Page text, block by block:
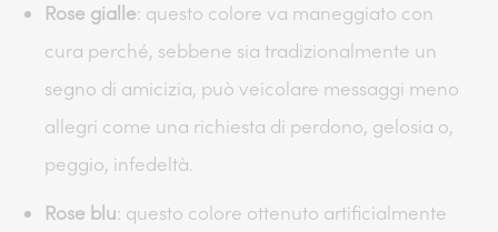
Rose gialle: questo colore va maneggiato con
cura perché, sebbene sia tradizionalmente un
segno di amicizia, può veicolare messaggi meno
allegri come una richiesta di perdono, gelosia o,
peggio, infedeltà.
Rose blu: questo colore ottenuto artificialmente